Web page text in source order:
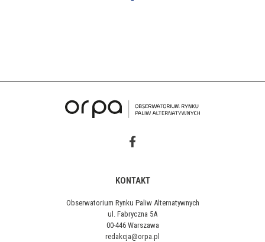
KONTAKT
Obserwatorium Rynku Paliw Alternatywnych
ul. Fabryczna 5A
00-446 Warszawa
redakcja@orpa.pl